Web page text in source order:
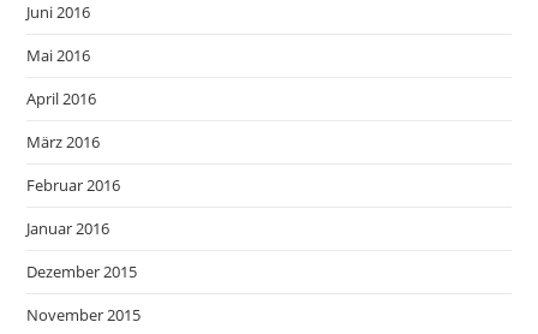
Juni 2016
Mai 2016
April 2016
März 2016
Februar 2016
Januar 2016
Dezember 2015
November 2015